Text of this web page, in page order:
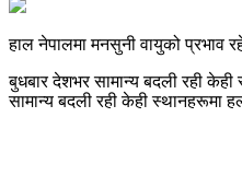
हाल नेपालमा मनसुनी वायुको प्रभाव
बुधबार देशभर सामान्य बदली रही
सामान्य बदली रही केही स्थानहरूमा